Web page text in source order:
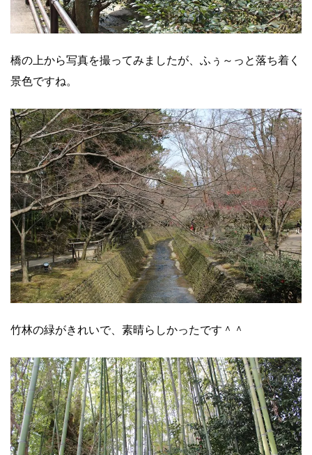
橋の上から写真を撮ってみましたが、ふぅ～っと落ち着く
景色ですね。
竹林の緑がきれいで、素晴らしかったです＾＾